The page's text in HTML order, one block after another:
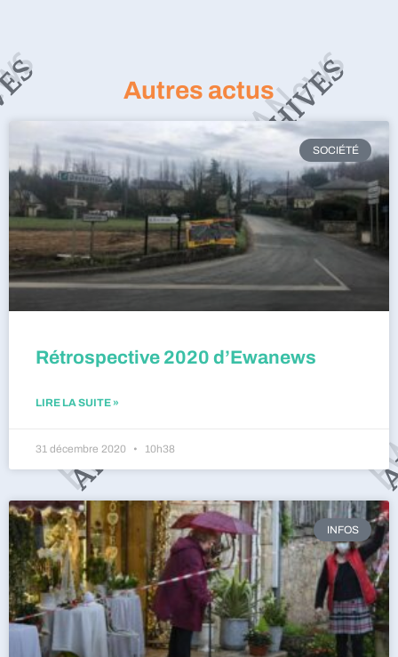
Autres actus
SOCIÉTÉ
Rétrospective 2020 d’Ewanews
LIRE LA SUITE »
31 décembre 2020 10h38
INFOS